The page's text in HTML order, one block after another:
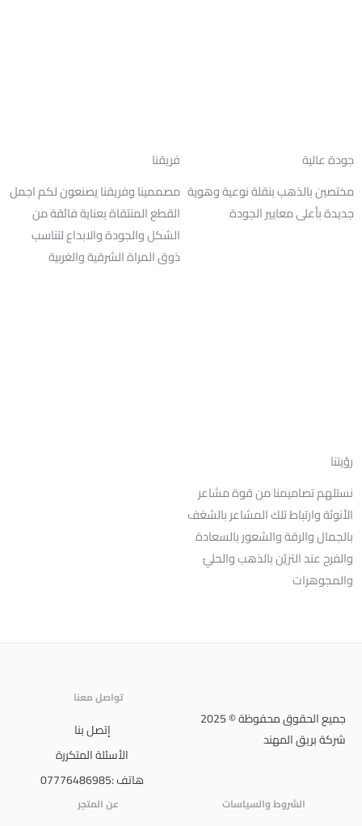
جودة عالية
مختصين بالذهب بنقلة نوعية وهوية
جديدة بأعلى معايير الجودة
فريقنا
مصممينا وفريقنا يصنعون لكم اجمل
القطع المنتقاة بعناية فائقة من
الشكل والجودة والابداع لتناسب
ذوق المراة الشرقية والغربية
رؤيتنا
نستلهم تصاميمنا من قوة مشاعر
الأنوثة وارتباط تلك المشاعر بالشغف
بالجمال والرقة والشعور بالسعادة
والفرح عند التزيّن بالذهب والحليّ
والمجوهرات
جميع الحقوق محفوظة © 2025
شركة بريق المهند
تواصل معنا
إتصل بنا
الأسئلة المتكررة
هاتف :07776486985
الشروط والسياسات عن المتجر